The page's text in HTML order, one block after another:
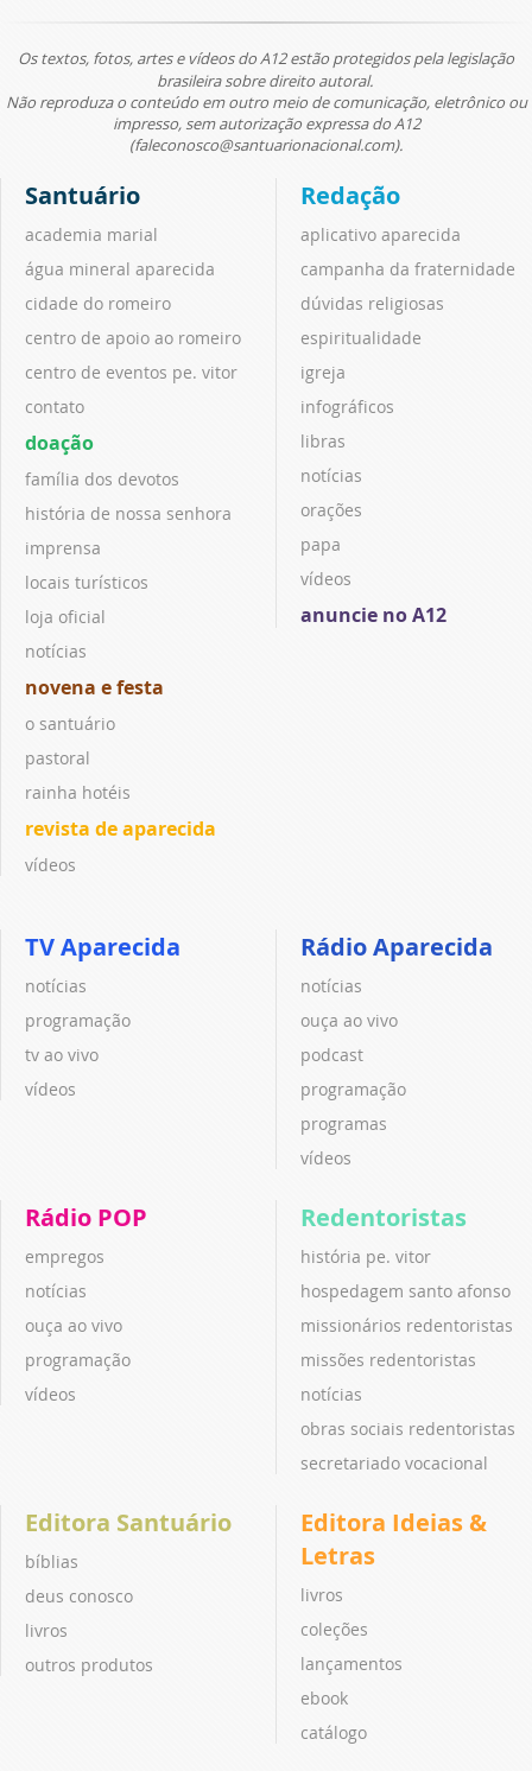
Os textos, fotos, artes e vídeos do A12 estão protegidos pela legislação
brasileira sobre direito autoral.
Não reproduza o conteúdo em outro meio de comunicação, eletrônico ou
impresso, sem autorização expressa do A12
(faleconosco@santuarionacional.com).
Santuário
academia marial
água mineral aparecida
cidade do romeiro
centro de apoio ao romeiro
centro de eventos pe. vitor
contato
doação
família dos devotos
história de nossa senhora
imprensa
locais turísticos
loja oficial
notícias
novena e festa
o santuário
pastoral
rainha hotéis
revista de aparecida
vídeos
Redação
aplicativo aparecida
campanha da fraternidade
dúvidas religiosas
espiritualidade
igreja
infográficos
libras
notícias
orações
papa
vídeos
anuncie no A12
TV Aparecida
notícias
programação
tv ao vivo
vídeos
Rádio Aparecida
notícias
ouça ao vivo
podcast
programação
programas
vídeos
Rádio POP
empregos
notícias
ouça ao vivo
programação
vídeos
Redentoristas
história pe. vitor
hospedagem santo afonso
missionários redentoristas
missões redentoristas
notícias
obras sociais redentoristas
secretariado vocacional
Editora Santuário
bíblias
deus conosco
livros
outros produtos
Editora Ideias &
Letras
livros
coleções
lançamentos
ebook
catálogo